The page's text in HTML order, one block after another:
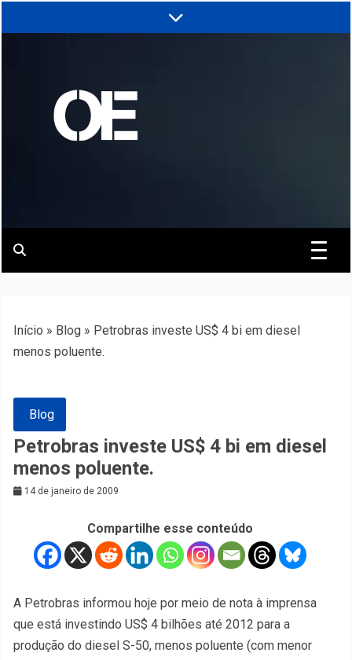
to
Revista | O
Empreiteiro
Início » Blog » Petrobras investe US$ 4 bi em diesel
menos poluente.
Blog
Petrobras investe US$ 4 bi em diesel
menos poluente.
14 de janeiro de 2009
Compartilhe esse conteúdo
A Petrobras informou hoje por meio de nota à imprensa
que está investindo US$ 4 bilhões até 2012 para a
produção do diesel S-50, menos poluente (com menor